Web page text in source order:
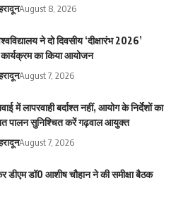
August 8, 2026
ने दो दिवसीय ‘दीक्षारंभ 2026’
का किया आयोजन
August 7, 2026
में लापरवाही बर्दाश्त नहीं, आयोग के निर्देशों का
पालन सुनिश्चित करें गढ़वाल आयुक्त
August 7, 2026
डीएम डॉ0 आशीष चौहान ने की समीक्षा बैठक